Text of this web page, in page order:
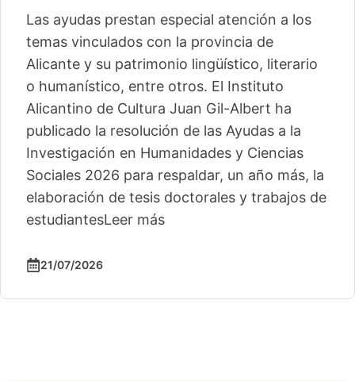
Las ayudas prestan especial atención a los
temas vinculados con la provincia de
Alicante y su patrimonio lingüístico, literario
o humanístico, entre otros. El Instituto
Alicantino de Cultura Juan Gil-Albert ha
publicado la resolución de las Ayudas a la
Investigación en Humanidades y Ciencias
Sociales 2026 para respaldar, un año más, la
elaboración de tesis doctorales y trabajos de
estudiantesLeer más
21/07/2026